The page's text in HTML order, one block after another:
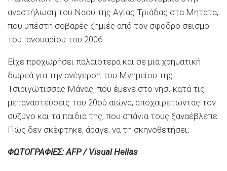
αναστήλωση του Ναού της Αγίας Τριάδας στα Μητάτα,
που υπέστη σοβαρές ζημιές από τον σφοδρό σεισμό
του Ιανουαρίου του 2006.
Είχε προχωρήσει παλαιότερα και σε μια χρηματική
δωρεά για την ανέγερση του Μνημείου της
Τσιριγώτισσας Μάνας, που έμενε στο νησί κατά τις
μεταναστεύσεις του 20ού αιώνα, αποχαιρετώντας τον
σύζυγο και τα παιδιά της, που σπάνια τους ξαναέβλεπε.
Πώς δεν σκέφτηκε, άραγε, να τη σκηνοθετήσει;
ΦΩΤΟΓΡΑΦΙΕΣ: AFP / Visual Hellas